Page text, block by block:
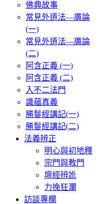
佛典故事
常見外道法—廣論
(一)
常見外道法—廣論
(二)
阿含正義 (一)
阿含正義 (二)
入不二法門
識蘊真義
勝鬘經講記(一)
勝鬘經講記(二)
法義辨正
明心與初地釋
宗門與教門
壇經辨訛
力挽狂瀾
訪談專欄